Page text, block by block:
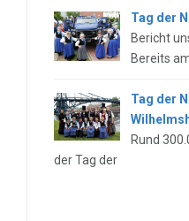
Tag der
Bericht
Bereits
Tag der
Rund
der Tag der